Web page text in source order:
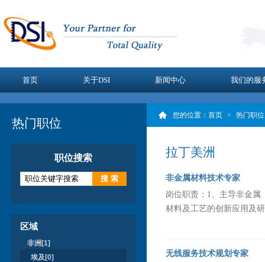
首页 关于DSI 新闻中心 我们的服
热门职位
职位搜索
区域
非洲[1]
埃及[0]
您的位置： 首页 > 热门职位
拉丁美洲
非金属材料技术专家
岗位职责：1、主导非金
材料及工艺的创新应用及
无线服务技术规划专家